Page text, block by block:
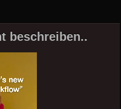
beschreiben..